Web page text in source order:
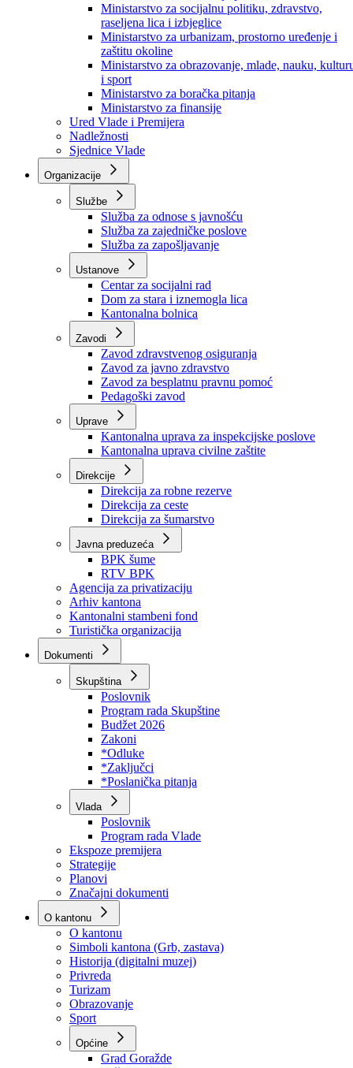
Ministarstvo za privredu
Ministarstvo za pravosuđe, upravu i radne odnose
Ministarstvo za unutrašnje poslove
Ministarstvo za socijalnu politiku, zdravstvo,
raseljena lica i izbjeglice
Ministarstvo za urbanizam, prostorno uređenje i
zaštitu okoline
Ministarstvo za obrazovanje, mlade, nauku,
i sport
Ministarstvo za boračka pitanja
Ministarstvo za finansije
Ured Vlade i Premijera
Nadležnosti
Sjednice Vlade
Organizacije
Službe
Služba za odnose s javnošću
Služba za zajedničke poslove
Služba za zapošljavanje
Ustanove
Centar za socijalni rad
Dom za stara i iznemogla lica
Kantonalna bolnica
Zavodi
Zavod zdravstvenog osiguranja
Zavod za javno zdravstvo
Zavod za besplatnu pravnu pomoć
Pedagoški zavod
Kantonalna uprava za inspekcijske poslove
Kantonalna uprava civilne zaštite
Direkcije
Direkcija za robne rezerve
Direkcija za ceste
Direkcija za šumarstvo
Javna preduzeća
BPK šume
RTV BPK
Agencija za privatizaciju
Arhiv kantona
Kantonalni stambeni fond
Turistička organizacija
Dokumenti
Skupština
Poslovnik
Program rada Skupštine
Budžet 2026
Zakoni
*Odluke
*Zaključci
*Poslanička pitanja
Vlada
Poslovnik
Program rada Vlade
Ekspoze premijera
Strategije
Planovi
Značajni dokumenti
O kantonu
O kantonu
Simboli kantona (Grb, zastava)
Historija (digitalni muzej)
Privreda
Turizam
Obrazovanje
Sport